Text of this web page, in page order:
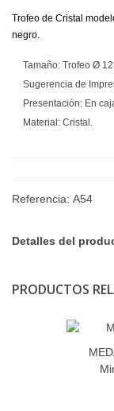
Trofeo de Cristal
negro.
Tamaño: Trofeo Ø
Sugerencia de
Presentación: En
Material: Cristal.
Referencia: A54
Detalles del
PRODUCTOS